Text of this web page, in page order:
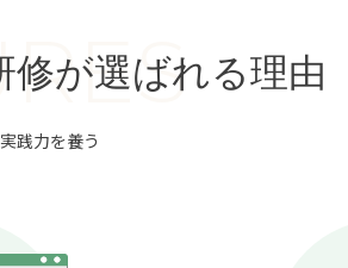
修が選ばれる理由
践力を養う